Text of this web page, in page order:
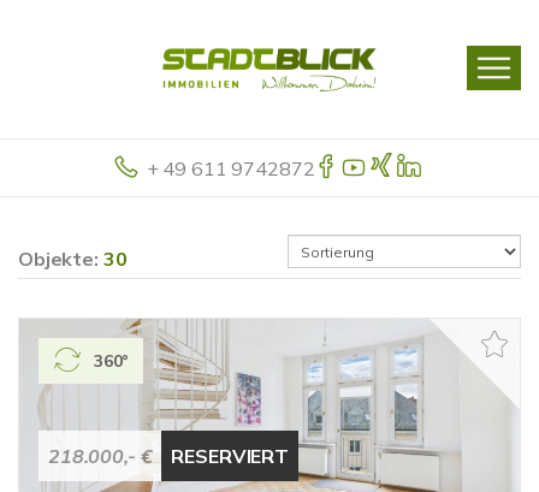
+ 49 611 9742872
Objekte: 30
218.000,- € RESERVIERT
360°